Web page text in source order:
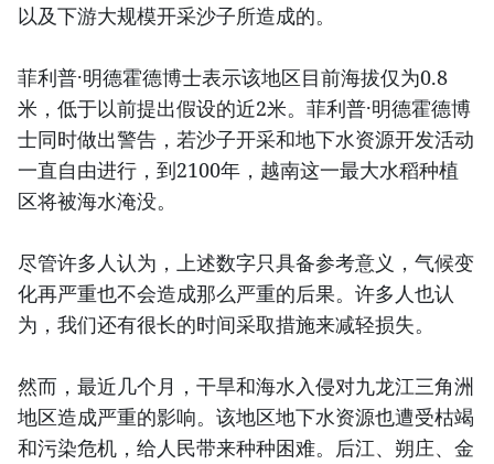
以及下游大规模开采沙子所造成的。
菲利普·明德霍德博士表示该地区目前海拔仅为0.8
米，低于以前提出假设的近2米。菲利普·明德霍德博
士同时做出警告，若沙子开采和地下水资源开发活动
一直自由进行，到2100年，越南这一最大水稻种植
区将被海水淹没。
尽管许多人认为，上述数字只具备参考意义，气候变
化再严重也不会造成那么严重的后果。许多人也认
为，我们还有很长的时间采取措施来减轻损失。
然而，最近几个月，干旱和海水入侵对九龙江三角洲
地区造成严重的影响。该地区地下水资源也遭受枯竭
和污染危机，给人民带来种种困难。后江、朔庄、金